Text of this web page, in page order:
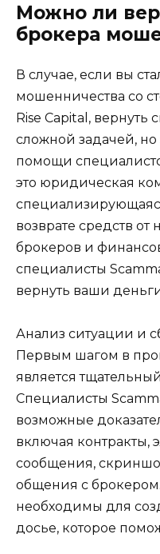
Можно ли
брокера
В случае, если вы
мошенничества со
Rise Capital, вернуть
сложной задачей,
помощи
это юридическая
возврате средств от
брокеров и
специалисты
вернуть ваши
Анализ ситуации и
Первым шагом в
является
Специалисты
возможные
включая контракты,
сообщения,
общения с брокером.
необходимы для
досье, которое